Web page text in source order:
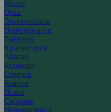
Миасс
Орск
Электросталь
Новочеркасск
Рыбинск
Красногорск
Абакан
Балаково
Северск
Ковров
Псков
Сызрань
Новомосковск